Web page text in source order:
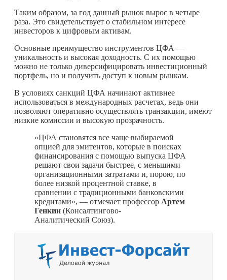
Таким образом, за год данный рынок вырос в четыре
раза. Это свидетельствует о стабильном интересе
инвесторов к цифровым активам.
Основные преимущество инструментов ЦФА —
уникальность и высокая доходность. С их помощью
можно не только диверсифицировать инвестиционный
портфель, но и получить доступ к новым рынкам.
В условиях санкций ЦФА начинают активнее
использоваться в международных расчетах, ведь они
позволяют оперативно осуществлять транзакции, имеют
низкие комиссии и высокую прозрачность.
«ЦФА становятся все чаще выбираемой
опцией для эмитентов, которые в поисках
финансирования с помощью выпуска ЦФА
решают свои задачи быстрее, с меньшими
организационными затратами и, порою, по
более низкой процентной ставке, в
сравнении с традиционными банковскими
кредитами», — отмечает профессор Артем
Генкин (Консалтингово-
Аналитический Союз).